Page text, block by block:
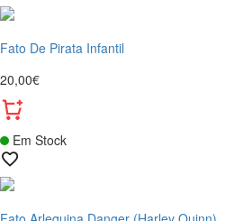
Fato De Pirata Infantil
20,00€
Em Stock